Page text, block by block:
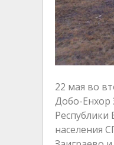
22 мая во
Добо-Енхор
Республики
населения